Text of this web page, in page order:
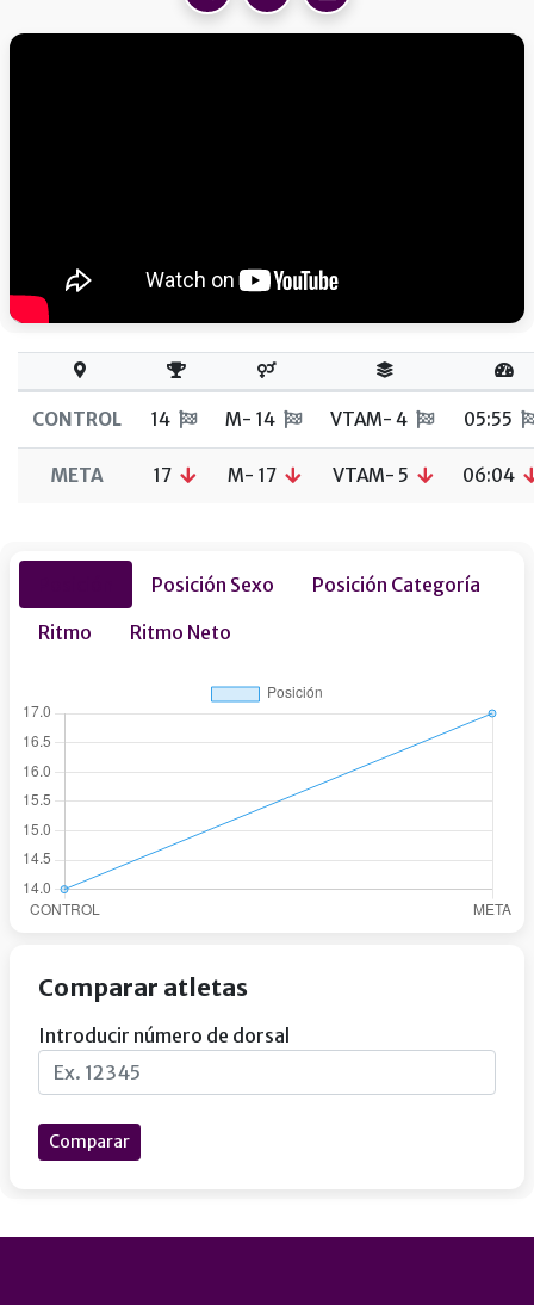
CONTROL 14 M- 14 VTAM- 4 05:55
META 17 M- 17 VTAM- 5 06:04
Posición Sexo
Posición Categoría
Ritmo
Ritmo Neto
Comparar atletas
Introducir número de dorsal
Comparar